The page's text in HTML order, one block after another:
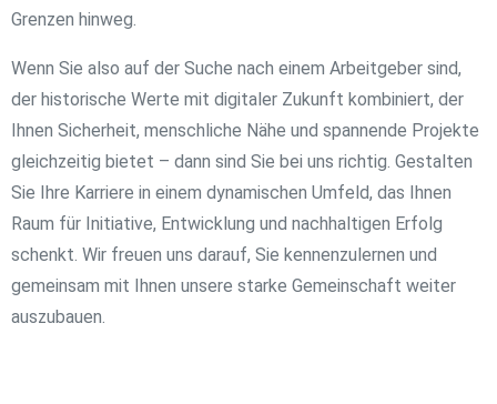
Grenzen hinweg.
Wenn Sie also auf der Suche nach einem Arbeitgeber sind,
der historische Werte mit digitaler Zukunft kombiniert, der
Ihnen Sicherheit, menschliche Nähe und spannende Projekte
gleichzeitig bietet – dann sind Sie bei uns richtig. Gestalten
Sie Ihre Karriere in einem dynamischen Umfeld, das Ihnen
Raum für Initiative, Entwicklung und nachhaltigen Erfolg
schenkt. Wir freuen uns darauf, Sie kennenzulernen und
gemeinsam mit Ihnen unsere starke Gemeinschaft weiter
auszubauen.